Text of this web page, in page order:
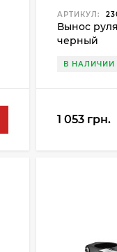
АРТИКУЛ:
Вынос руля
черный
В НАЛИЧИИ
1 053 грн.